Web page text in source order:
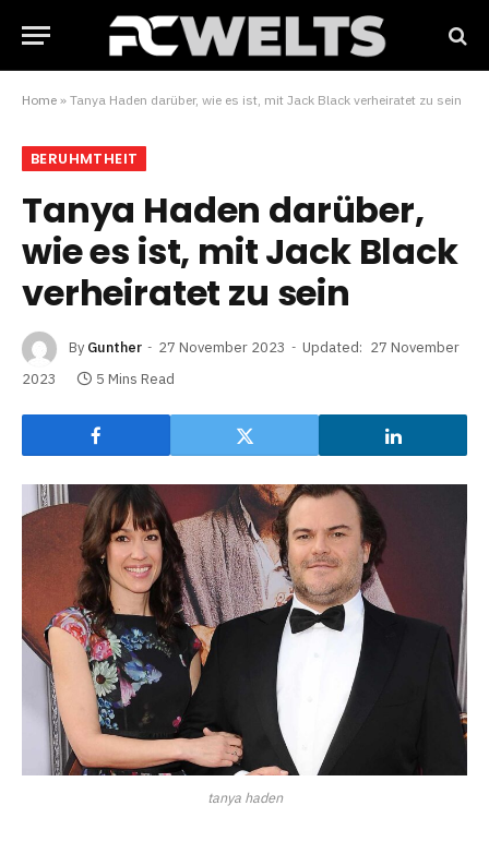
Home » Tanya Haden darüber, wie es ist, mit Jack Black verheiratet zu sein
BERUHMTHEIT
Tanya Haden darüber,
wie es ist, mit Jack Black
verheiratet zu sein
By Gunther 27 November 2023 Updated: 27 November
2023
5 Mins Read
tanya haden